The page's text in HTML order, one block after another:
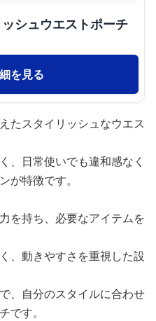
シュウエストポーチ
を見る
たスタイリッシュなウエス
、日常使いでも違和感なく
が特徴です。
を持ち、必要なアイテムを
、動きやすさを重視した設
、自分のスタイルに合わせ
です。